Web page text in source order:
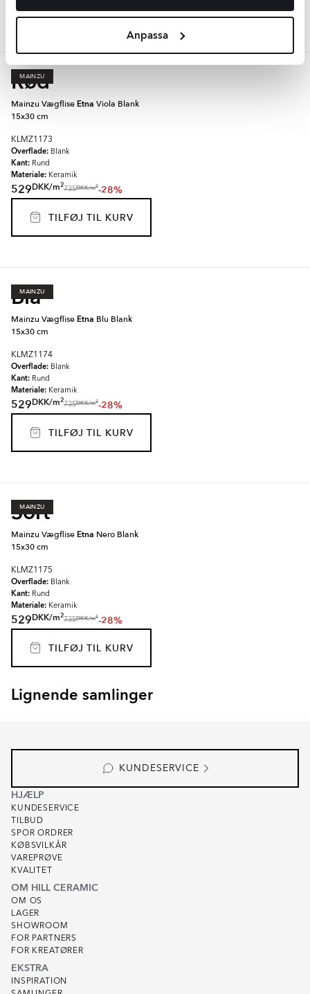
Anpassa
Rød
MAINZU
Mainzu Vægflise Etna Viola Blank
15x30 cm
KLMZ1173
Overflade: Blank
Kant: Rund
Materiale: Keramik
529DKK/m2
735DKK/m2-28%
TILFØJ TIL KURV
Blå
MAINZU
Mainzu Vægflise Etna Blu Blank
15x30 cm
KLMZ1174
Overflade: Blank
Kant: Rund
Materiale: Keramik
529DKK/m2
735DKK/m2-28%
TILFØJ TIL KURV
Sort
MAINZU
Mainzu Vægflise Etna Nero Blank
15x30 cm
KLMZ1175
Overflade: Blank
Kant: Rund
Materiale: Keramik
529DKK/m2
735DKK/m2-28%
TILFØJ TIL KURV
Lignende samlinger
SEKEL
KUNDESERVICE
HJÆLP
KUNDESERVICE
TILBUD
SPOR ORDRER
KØBSVILKÅR
VAREPRØVE
KVALITET
OM HILL CERAMIC
OM OS
LAGER
SHOWROOM
FOR PARTNERS
FOR KREATØRER
EKSTRA
INSPIRATION